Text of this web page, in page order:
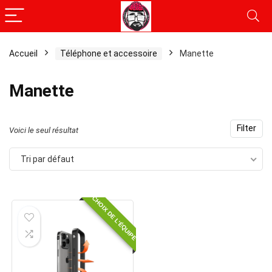
Accueil Téléphone et accessoire Manette
Manette
Filter
Voici le seul résultat
Tri par défaut
CHOIX DE L'ÉQUIPE